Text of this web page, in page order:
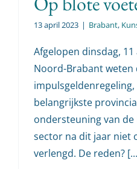
13 april 2023 | Brabant,
Afgelopen dinsdag,
Noord-Brabant weten
impulsgeldenregeling,
belangrijkste
ondersteuning van
sector na dit jaar niet
verlengd. De reden?